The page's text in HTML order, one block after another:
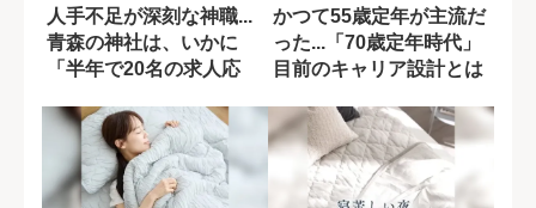
人手不足が深刻な神職...
青森の神社は、いかに
「半年で20名の求人応
かつて55歳定年が主流だ
った...「70歳定年時代」
目前のキャリア設計とは